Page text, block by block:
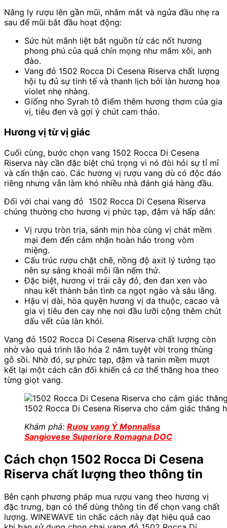
Nâng ly rượu lên gần mũi, nhắm mắt và ngửa đầu nhẹ ra
sau để mũi bắt đầu hoạt động:
Sức hút mãnh liệt bắt nguồn từ các nốt hương
phong phú của quả chín mọng như mâm xôi, anh
đào.
Vang đỏ 1502 Rocca Di Cesena Riserva chất lượng
hội tụ đủ sự tinh tế và thanh lịch bởi làn hương hoa
violet nhẹ nhàng.
Giống nho Syrah tô điểm thêm hương thơm của gia
vị, tiêu đen và gợi ý chút cam thảo.
Hương vị từ vị giác
Cuối cùng, bước chọn vang 1502 Rocca Di Cesena
Riserva này cần đặc biệt chú trọng vì nó đòi hỏi sự tỉ mỉ
và cẩn thận cao. Các hương vị rượu vang dù có độc đáo
riêng nhưng vẫn làm khó nhiều nhà đánh giá hàng đầu.
Đối với chai vang đỏ 1502 Rocca Di Cesena Riserva
chúng thường cho hương vị phức tạp, đậm và hấp dẫn:
Vị rượu tròn trịa, sánh mịn hòa cùng vị chát mềm
mại đem đến cảm nhận hoàn hảo trong vòm
miệng.
Cấu trúc rượu chặt chẽ, nồng độ axit lý tưởng tạo
nên sự sảng khoái mỗi lần nếm thử.
Đặc biệt, hương vị trái cây đỏ, đen đan xen vào
nhau kết thành bản tình ca ngọt ngào và sâu lắng.
Hậu vị dài, hòa quyện hương vị da thuộc, cacao và
gia vị tiêu đen cay nhẹ nơi đầu lưỡi cộng thêm chút
dấu vết của làn khói.
Vang đỏ 1502 Rocca Di Cesena Riserva chất lượng còn
nhờ vào quá trình lão hóa 2 năm tuyệt vời trong thùng
gỗ sồi. Nhờ đó, sự phức tạp, đậm và tanin mềm mượt
kết lại một cách cân đối khiến cả cơ thể thăng hoa theo
từng giọt vang.
1502 Rocca Di Cesena Riserva cho cảm giác
Khám phá: Rượu vang Ý Monnalisa
Sangiovese Superiore Romagna DOC
Cách chọn 1502 Rocca Di Cesena
Riserva chất lượng theo thông tin
Bên cạnh phương pháp mua rượu vang theo hương vị
đặc trưng, bạn có thể dùng thông tin để chọn vang chất
lượng. WINEWAVE tin chắc cách này đạt hiệu quả cao